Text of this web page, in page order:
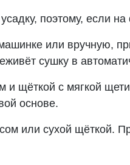
поэтому, если
или вручную,
сушку в
и щёткой с мягкой
основе.
или сухой щёткой.